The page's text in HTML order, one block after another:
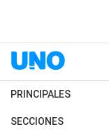
PRINCIPALES
Últimas Noticias
SECCIONES